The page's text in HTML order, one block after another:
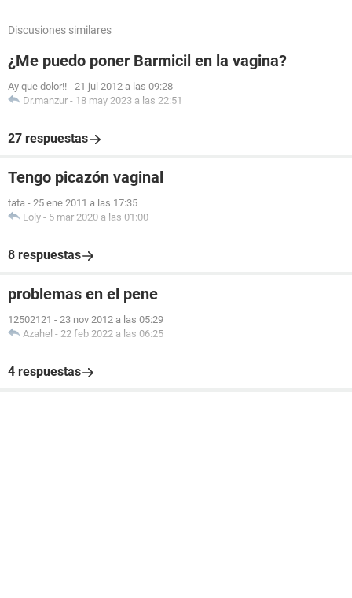
Discusiones similares
¿Me puedo poner Barmicil en la vagina?
Ay que dolor!! - 21 jul 2012 a las 09:28
Dr.manzur - 18 may 2023 a las 22:51
27 respuestas
Tengo picazón vaginal
tata - 25 ene 2011 a las 17:35
Loly - 5 mar 2020 a las 01:00
8 respuestas
problemas en el pene
12502121 - 23 nov 2012 a las 05:29
Azahel - 22 feb 2022 a las 06:25
4 respuestas